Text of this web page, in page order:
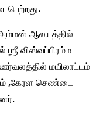
அம்மன் ஆலயத்தில்
ஶ்ரீ விஸ்வப்பிரம்ம
மயிலாட்டம்
,கேரள செண்டை